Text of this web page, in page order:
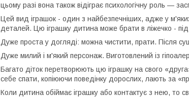
цьому разі вона також відіграє психологічну роль —
Цей вид іграшок - один з найбезпечніших, адже у
деталей. Цю іграшку дитина може брати в ліжечко -
Дуже проста у догляді: можна чистити, прати. Після
Дуже милий і м'який персонаж. Виготовлений із
Багато діток перетворюють цю іграшку на свого
себе спати, копіюючи поведінку дорослих, лають за
Коли дитина обіймає іграшку або контактує з нею, то